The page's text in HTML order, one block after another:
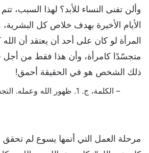
وألن تفنى النساء للأبد؟ لهذا السبب،
الأيام الأخيرة بهدف خلاص كل
المرأة لو كان على أحد أن يعتقد أن
متجسّدًا كامرأة، وأن هذا فقط من أجل
ذلك الشخص هو في الحقيقة أحمق!
– الكلمة، ج. 1. ظهور الله
مرحلة العمل التي أتمها يسوع لم تحقق